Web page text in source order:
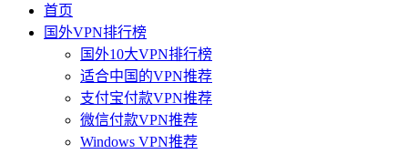
首页
国外VPN排行榜
国外10大VPN排行榜
适合中国的VPN推荐
支付宝付款VPN推荐
微信付款VPN推荐
Windows VPN推荐